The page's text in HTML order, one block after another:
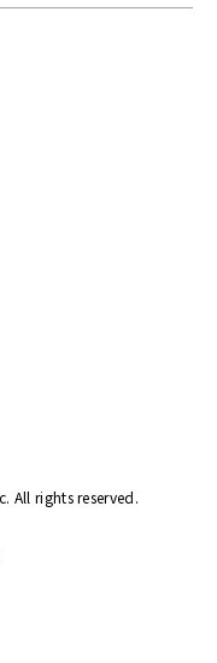
All rights reserved.